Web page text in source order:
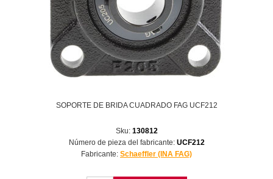
SOPORTE DE BRIDA CUADRADO FAG UCF212
Sku: 130812
Número de pieza del fabricante: UCF212
Fabricante: Schaeffler (INA FAG)